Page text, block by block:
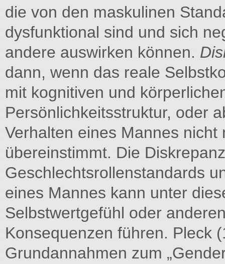
die von den maskulinen
dysfunktional sind und sich
andere auswirken können.
dann, wenn das reale
mit kognitiven und
Persönlichkeitsstruktur, oder
Verhalten eines Mannes
übereinstimmt. Die
Geschlechtsrollenstandards
eines Mannes kann unter
Selbstwertgefühl oder
Konsequenzen führen. Pleck
Grundannahmen zum